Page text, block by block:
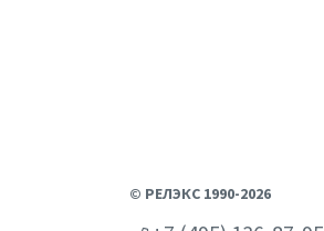
© РЕЛЭКС 1990-2026